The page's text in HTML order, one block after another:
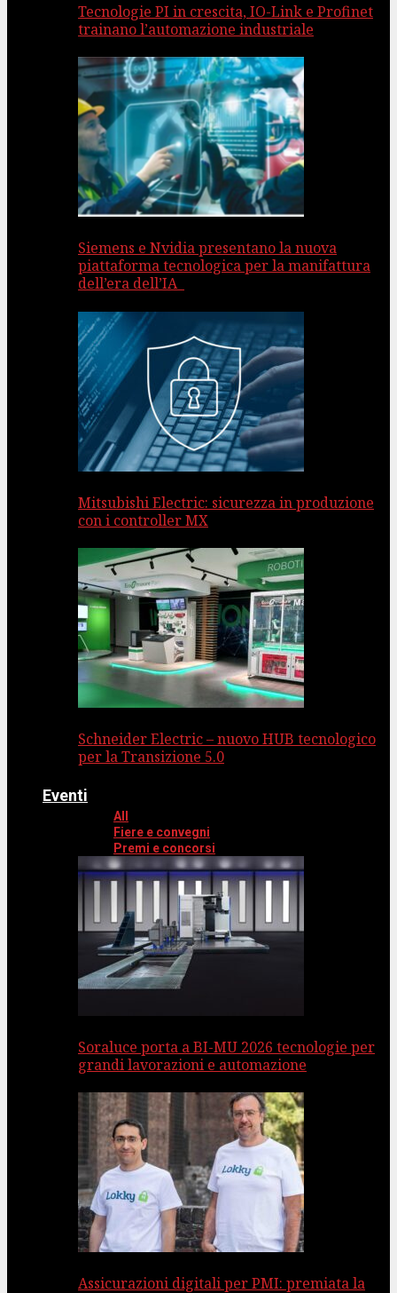
Tecnologie PI in crescita, IO-Link e Profinet
trainano l’automazione industriale
Siemens e Nvidia presentano la nuova
piattaforma tecnologica per la manifattura
dell’era dell’IA
Mitsubishi Electric: sicurezza in produzione
con i controller MX
Schneider Electric – nuovo HUB tecnologico
per la Transizione 5.0
Eventi
All
Fiere e convegni
Premi e concorsi
Soraluce porta a BI-MU 2026 tecnologie per
grandi lavorazioni e automazione
Assicurazioni digitali per PMI: premiata la